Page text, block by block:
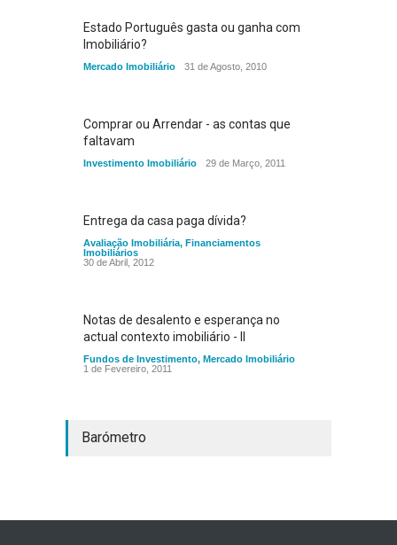
Estado Português gasta ou ganha com
Imobiliário?
Mercado Imobiliário 31 de Agosto, 2010
Comprar ou Arrendar - as contas que
faltavam
Investimento Imobiliário 29 de Março, 2011
Entrega da casa paga dívida?
Avaliação Imobiliária, Financiamentos
Imobiliários
30 de Abril, 2012
Notas de desalento e esperança no
actual contexto imobiliário - II
Fundos de Investimento, Mercado Imobiliário
1 de Fevereiro, 2011
Barómetro